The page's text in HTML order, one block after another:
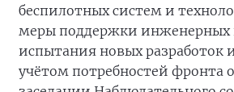
беспилотных систем и
меры поддержки инженерных
испытания новых разработок
учётом потребностей фронта